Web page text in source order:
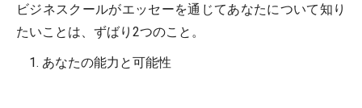
ビジネスクールがエッセーを通じてあなたについて知り
たいことは、ずばり2つのこと。
あなたの能力と可能性